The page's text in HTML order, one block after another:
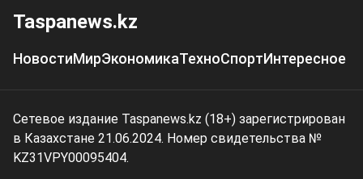
Taspanews.kz
НовостиМирЭкономикаТехноСпортИнтересное
Сетевое издание Taspanews.kz (18+) зарегистрирован
в Казахстане 21.06.2024. Номер свидетельства №
KZ31VPY00095404.